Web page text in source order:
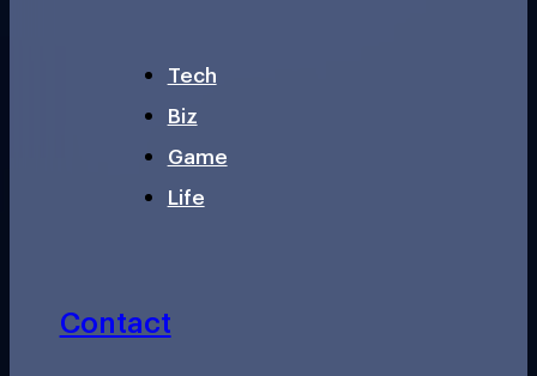
Tech
Biz
Game
Life
Contact